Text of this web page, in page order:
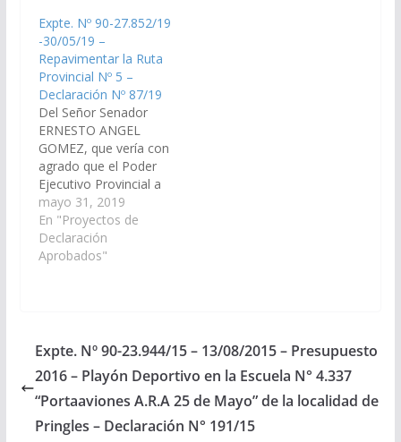
consolidación en toda
su extensión, de la
Ruta Provincial N° 31
que…
Expte. Nº 90-27.852/19
-30/05/19 –
Repavimentar la Ruta
Provincial Nº 5 –
Declaración Nº 87/19
Del Señor Senador
ERNESTO ANGEL
GOMEZ, que vería con
agrado que el Poder
Ejecutivo Provincial a
través del Ministerio de
Infraestructura, Tierra
y Vivienda, y la
Dirección de Vialidad
Provinical Nº 5, en
toda su extensión
desde Lumbreras,
Dpto. Metán hasta…
mayo 31, 2019
En "Proyectos de
Declaración
Aprobados"
Expte. Nº 90-23.944/15 – 13/08/2015 – Presupuesto
2016 – Playón Deportivo en la Escuela N° 4.337
“Portaaviones A.R.A 25 de Mayo” de la localidad de
Pringles – Declaración N° 191/15